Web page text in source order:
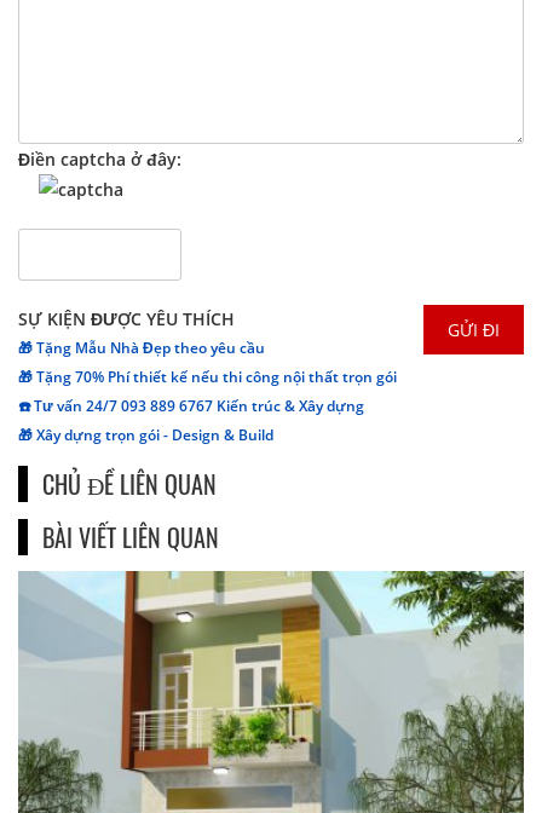
Điền captcha ở đây:
SỰ KIỆN ĐƯỢC YÊU THÍCH
🎁 Tặng Mẫu Nhà Đẹp theo yêu cầu
🎁 Tặng 70% Phí thiết kế nếu thi công nội thất trọn gói
☎️ Tư vấn 24/7 093 889 6767 Kiến trúc & Xây dựng
🎁 Xây dựng trọn gói - Design & Build
CHỦ ĐỀ LIÊN QUAN
BÀI VIẾT LIÊN QUAN